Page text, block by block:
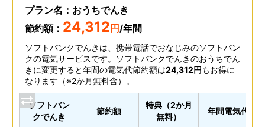
プラン名：おうちでんき
節約額： 24,312円/年間
ソフトバンクでんきは、携帯電話でおなじみのソフトバン
クの電気サービスです。ソフトバンクでんきのおうちでん
きに変更すると年間の電気代節約額は24,312円もお得に
なります（※2か月無料含）。
ソフトバン
クでんき
節約額
特典（2か月
無料）
年間電気代